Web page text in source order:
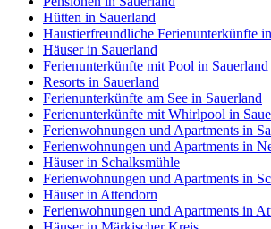
Hütten in Sauerland
Haustierfreundliche Ferienunterkünfte
Häuser in Sauerland
Ferienunterkünfte mit Pool in Sauerland
Resorts in Sauerland
Ferienunterkünfte am See in Sauerland
Ferienunterkünfte mit Whirlpool in
Ferienwohnungen und Apartments in
Ferienwohnungen und Apartments in
Häuser in Schalksmühle
Ferienwohnungen und Apartments in
Häuser in Attendorn
Ferienwohnungen und Apartments in